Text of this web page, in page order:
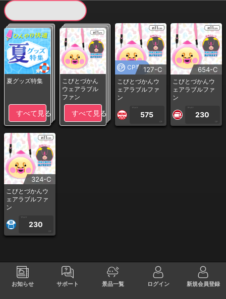
お知らせ サポート 景品一覧 ログイン 新規会員登録
夏グッズ特集
すべて見る
こびとづかん
ウェアラブル
ファン
すべて見る
CP専用127-C
こびとづかんウ
ェアラブルファ
ン
1PLAY
575
CP
654-C
こびとづかんウ
ェアラブルファ
ン
1PLAY
230
CP
324-C
こびとづかんウ
ェアラブルファ
ン
1PLAY
230
CP